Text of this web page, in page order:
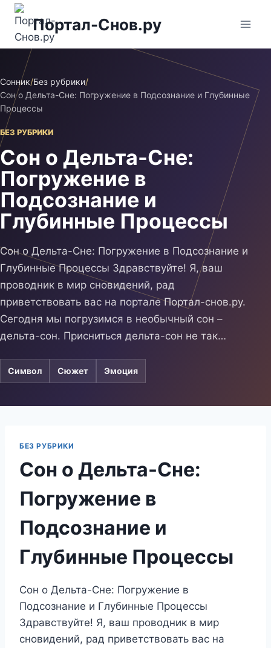
Перейти
содержимому
Портал-Снов.ру
Сонник/Без рубрики/
Сон о Дельта-Сне: Погружение в Подсознание и Глубинные
Процессы
БЕЗ РУБРИКИ
Сон о Дельта-Сне:
Погружение в
Подсознание и
Глубинные Процессы
Сон о Дельта-Сне: Погружение в Подсознание и
Глубинные Процессы Здравствуйте! Я, ваш
проводник в мир сновидений, рад
приветствовать вас на портале Портал-снов.ру.
Сегодня мы погрузимся в необычный сон –
дельта-сон. Присниться дельта-сон не так…
Символ Сюжет Эмоция
БЕЗ РУБРИКИ
Сон о Дельта-Сне:
Погружение в
Подсознание и
Глубинные Процессы
Сон о Дельта-Сне: Погружение в
Подсознание и Глубинные Процессы
Здравствуйте! Я, ваш проводник в мир
сновидений, рад приветствовать вас на